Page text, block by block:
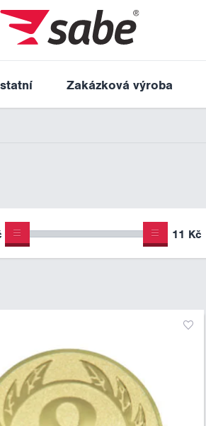
Zakázková výroba
11 Kč